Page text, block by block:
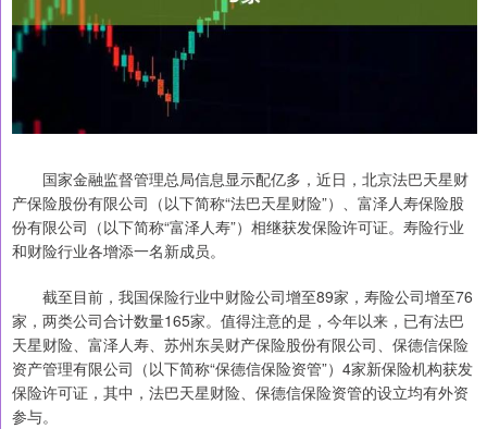
国家金融监督管理总局信息显示配亿多，近日，北京法巴天星财
产保险股份有限公司（以下简称“法巴天星财险”）、富泽人寿保险股
份有限公司（以下简称“富泽人寿”）相继获发保险许可证。寿险行业
和财险行业各增添一名新成员。
截至目前，我国保险行业中财险公司增至89家，寿险公司增至76
家，两类公司合计数量165家。值得注意的是，今年以来，已有法巴
天星财险、富泽人寿、苏州东吴财产保险股份有限公司、保德信保险
资产管理有限公司（以下简称“保德信保险资管”）4家新保险机构获发
保险许可证，其中，法巴天星财险、保德信保险资管的设立均有外资
参与。